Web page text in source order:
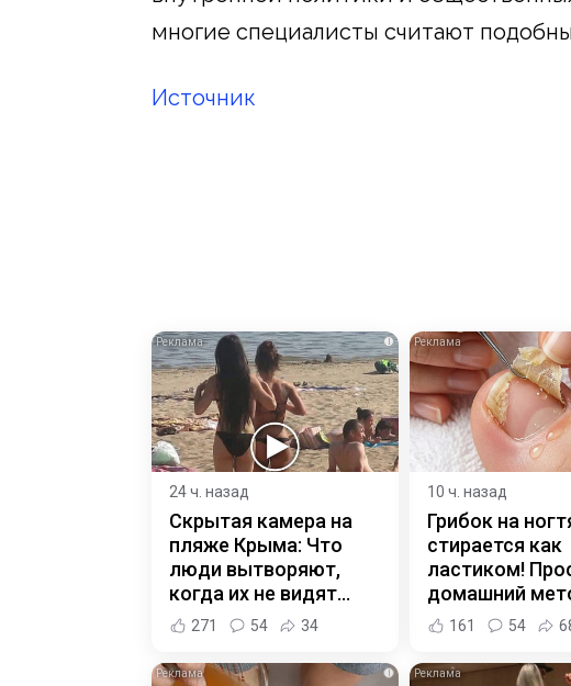
многие специалисты считают
Источник
i
24 ч. назад
Скрытая камера на
пляже Крыма: Что
люди вытворяют,
когда их не видят...
271 54 34
10 ч. назад
Грибок на
стирается как
ластиком!
домашний
161 54
i